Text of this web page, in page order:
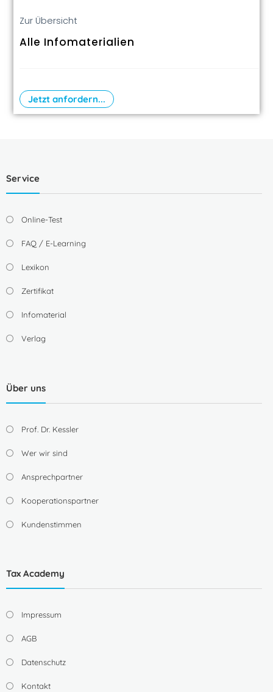
Zur Übersicht
Alle Infomaterialien
Jetzt anfordern...
Service
Online-Test
FAQ / E-Learning
Lexikon
Zertifikat
Infomaterial
Verlag
Über uns
Prof. Dr. Kessler
Wer wir sind
Ansprechpartner
Kooperationspartner
Kundenstimmen
Tax Academy
Impressum
AGB
Datenschutz
Kontakt